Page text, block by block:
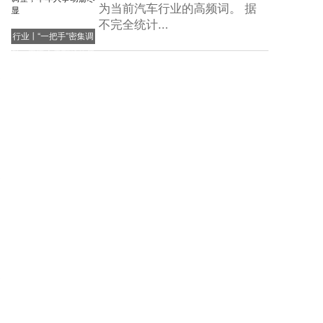
行业丨“一把手”密集调
整，半年人事动荡尽显
为当前汽车行业的高频词。 据
不完全统计...